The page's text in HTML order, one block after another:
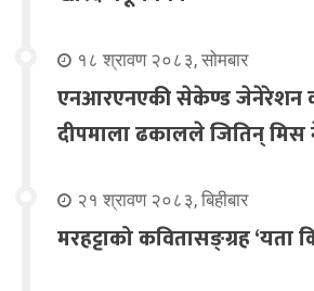
१८ श्रावण २०८३, सोमबार
एनआरएनएकी सेकेण्ड जेनेरेशन
दीपमाला ढकालले जितिन् मिस
२१ श्रावण २०८३, बिहीबार
मरहट्टाको कवितासङ्ग्रह ‘यता